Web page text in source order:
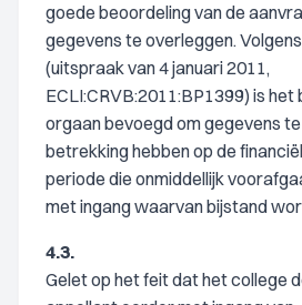
goede beoordeling van de
gegevens te overleggen.
(uitspraak van 4 januari 2011,
ECLI:CRVB:2011:BP1399) is
orgaan bevoegd om gegevens
betrekking hebben op de
periode die onmiddellijk
met ingang waarvan bijstand
4.3.
Gelet op het feit dat het college